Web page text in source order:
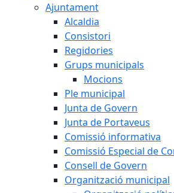
Ajuntament
Alcaldia
Consistori
Regidories
Grups municipals
Mocions
Ple municipal
Junta de Govern
Junta de Portaveus
Comissió informativa
Comissió Especial de
Consell de Govern
Organització municipal